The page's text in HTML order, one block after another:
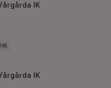
IK
IK